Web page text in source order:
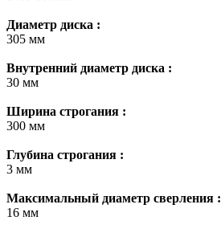
Диаметр диска :
305 мм
Внутренний диаметр диска :
30 мм
Ширина строгания :
300 мм
Глубина строгания :
3 мм
Максимальный диаметр сверления :
16 мм